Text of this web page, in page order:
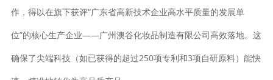
作，得以在旗下获评“广东省高新技术企业高水平质量的发展单
位”的核心生产企业——广州澳谷化妆品制造有限公司高效落地。这
确保了尖端科技（如已获得的超过250项专利和3项自研原料）能快